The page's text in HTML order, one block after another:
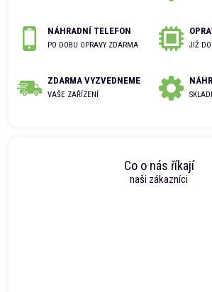
NÁHRADNÍ TELEFON
PO DOBU OPRAVY ZDARMA JIŽ
ZDARMA VYZVEDNEME
VAŠE ZAŘÍZENÍ
Co o nás říkají
naši zákazníci